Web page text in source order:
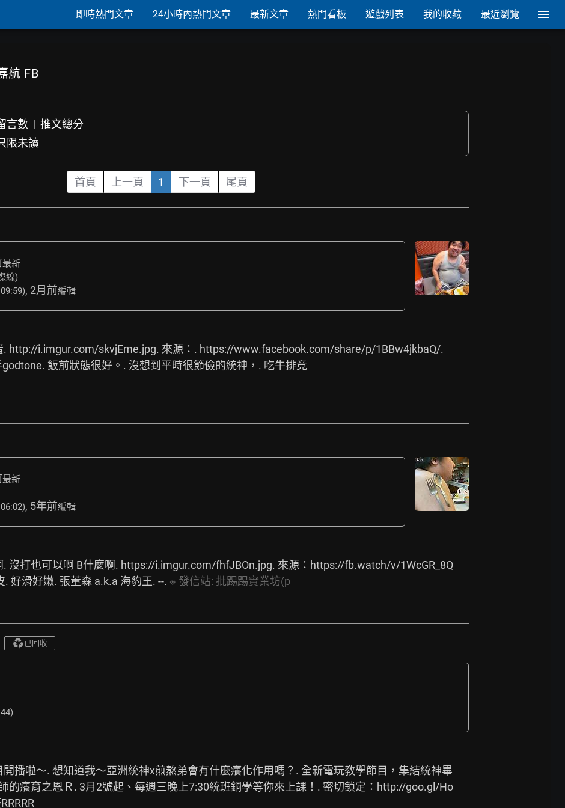
即時熱門文章 24小時內熱門文章 最新文章 熱門看板 遊戲列表 我的收藏 最近瀏覽
航 FB
言數 | 推文總分
限未讀
首頁 上一頁 1 下一頁 尾頁
最新
線)
, 2月前編輯
. http://i.imgur.com/skvjEme.jpg. 來源：. https://www.facebook.com/share/p/1BBw4jkbaQ/.
飯前狀態很好。. 沒想到平時很節儉的統神，. 吃牛排竟
最新
, 5年前編輯
沒打也可以啊 B什麼啊. https://i.imgur.com/fhfJBOn.jpg. 來源： https://fb.watch/v/1WcGR_8Q
好滑好嫩. 張董森 a.k.a 海豹王. --. ※ 發信站: 批踢踢實業坊(p
已回收
播啦～. 想知道我～亞洲統神x煎熬弟會有什麼癢化作用嗎？. 全新電玩教學節目，集結統神畢
的癢育之恩Ｒ. 3月2號起、每週三晚上7:30統班銅學等你來上課！. 密切鎖定： http://goo.gl/Ho